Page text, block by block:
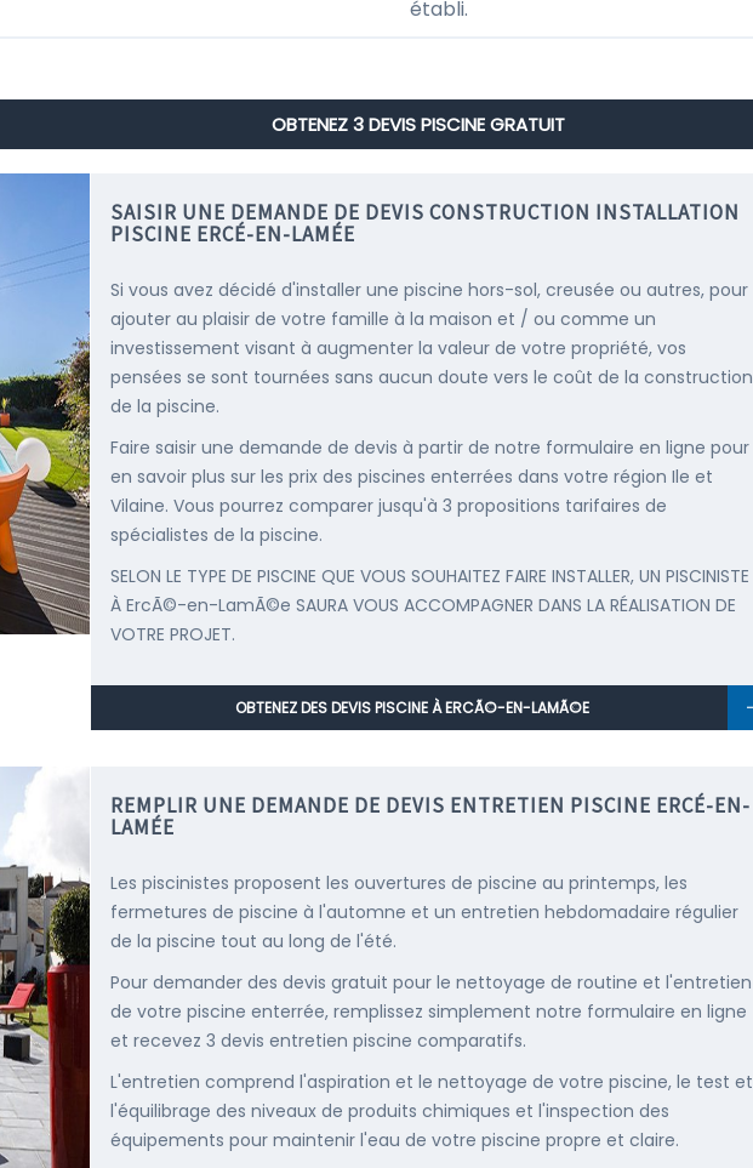
établi.
OBTENEZ 3 DEVIS PISCINE GRATUIT
SAISIR UNE DEMANDE DE DEVIS CONSTRUCTION INSTALLATION
PISCINE ERCÉ-EN-LAMÉE
Si vous avez décidé d'installer une piscine hors-sol, creusée ou autres, pour
ajouter au plaisir de votre famille à la maison et / ou comme un
investissement visant à augmenter la valeur de votre propriété, vos
pensées se sont tournées sans aucun doute vers le coût de la construction
de la piscine.
Faire saisir une demande de devis à partir de notre formulaire en ligne pour
en savoir plus sur les prix des piscines enterrées dans votre région Ile et
Vilaine. Vous pourrez comparer jusqu'à 3 propositions tarifaires de
spécialistes de la piscine.
SELON LE TYPE DE PISCINE QUE VOUS SOUHAITEZ FAIRE INSTALLER, UN PISCINISTE
À ErcÃ©-en-LamÃ©e SAURA VOUS ACCOMPAGNER DANS LA RÉALISATION DE
VOTRE PROJET.
OBTENEZ DES DEVIS PISCINE À ERCÃ©-EN-LAMÃ©E
REMPLIR UNE DEMANDE DE DEVIS ENTRETIEN PISCINE ERCÉ-EN-
LAMÉE
Les piscinistes proposent les ouvertures de piscine au printemps, les
fermetures de piscine à l'automne et un entretien hebdomadaire régulier
de la piscine tout au long de l'été.
Pour demander des devis gratuit pour le nettoyage de routine et l'entretien
de votre piscine enterrée, remplissez simplement notre formulaire en ligne
et recevez 3 devis entretien piscine comparatifs.
L'entretien comprend l'aspiration et le nettoyage de votre piscine, le test et
l'équilibrage des niveaux de produits chimiques et l'inspection des
équipements pour maintenir l'eau de votre piscine propre et claire.